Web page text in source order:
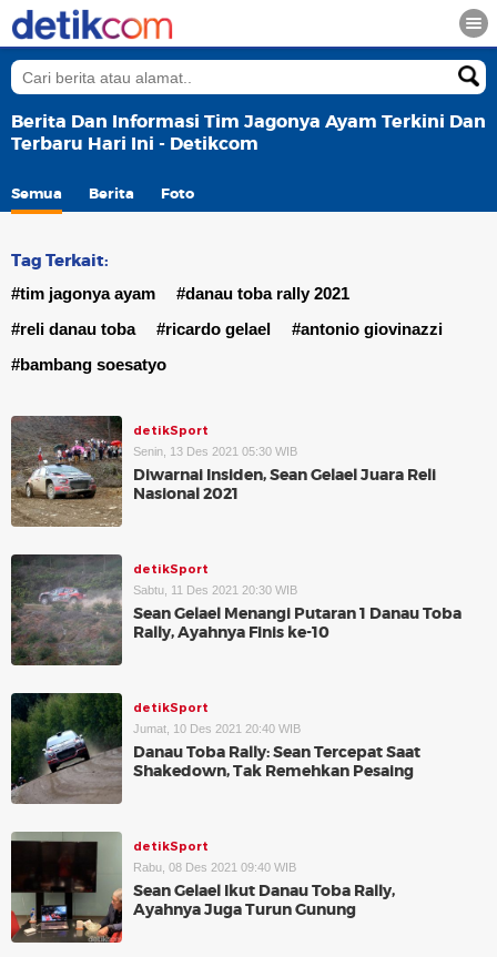
Berita Dan Informasi Tim Jagonya Ayam Terkini Dan
Terbaru Hari Ini - Detikcom
Semua Berita Foto
Tag Terkait:
#tim jagonya ayam
#danau toba rally 2021
#reli danau toba
#ricardo gelael
#antonio giovinazzi
#bambang soesatyo
detikSport
Senin, 13 Des 2021 05:30 WIB
Diwarnai Insiden, Sean Gelael Juara Reli
Nasional 2021
detikSport
Sabtu, 11 Des 2021 20:30 WIB
Sean Gelael Menangi Putaran 1 Danau Toba
Rally, Ayahnya Finis ke-10
detikSport
Jumat, 10 Des 2021 20:40 WIB
Danau Toba Rally: Sean Tercepat Saat
Shakedown, Tak Remehkan Pesaing
detikSport
Rabu, 08 Des 2021 09:40 WIB
Sean Gelael Ikut Danau Toba Rally,
Ayahnya Juga Turun Gunung